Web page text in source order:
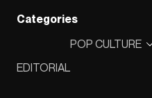
Categories
EDITORIAL
POP CULTURE